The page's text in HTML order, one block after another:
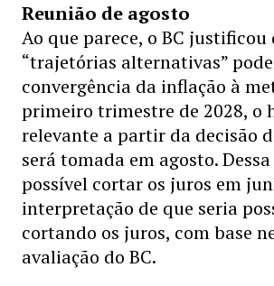
Reunião de agosto
Ao que parece, o BC justificou
“trajetórias alternativas”
convergência da inflação à
primeiro trimestre de 2028, o
relevante a partir da decisão
será tomada em agosto.
possível cortar os juros em
interpretação de que seria
cortando os juros, com base
avaliação do BC.